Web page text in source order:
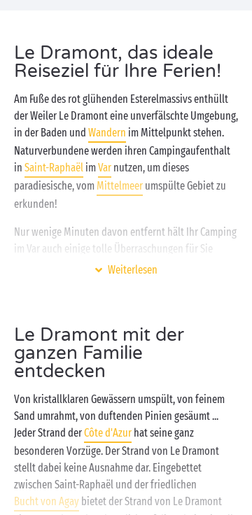
Le Dramont, das ideale
Reiseziel für Ihre Ferien!
Am Fuße des rot glühenden Esterelmassivs enthüllt
der Weiler Le Dramont eine unverfälschte Umgebung,
in der Baden und Wandern im Mittelpunkt stehen.
Naturverbundene werden ihren Campingaufenthalt
in Saint-Raphaël imVar nutzen, um dieses
paradiesische, vom Mittelmeer umspülte Gebiet zu
erkunden!
Nur wenige Minuten davon entfernt hält Ihr Camping
im Var auch einige tolle Überraschungen für Sie
bereit, um Ihren Aufenthalt in der Region
kommt keine Minute Langeweile auf. Und damit Sie
erholsame Nächte verbringen, passen sich unsere
Unterkünfte Ihren Bedürfnissen an: voll
Campingstellplätzefür ein Zelt, einen Wohnwagen
oder ein Wohnmobil für die anderen. Sie müssen nur
noch Ihr Lieblingscamp wählen ...
Weiterlesen
Le Dramont mit der
ganzen Familie
entdecken
Von kristallklaren Gewässern umspült, von feinem
Sand umrahmt, von duftenden Pinien gesäumt ...
Jeder Strand derCôte d'Azur hat seine ganz
besonderen Vorzüge. Der Strand von Le Dramont
stellt dabei keine Ausnahme dar. Eingebettet
zwischen Saint-Raphaël und der friedlichen
Bucht von Agay bietet der Strand von Le Dramont